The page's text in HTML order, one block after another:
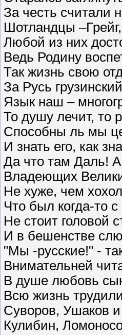
За честь считали
Шотландцы
Любой из них
Ведь Родину
Так жизнь свою
За Русь
Язык наш –
То душу лечит, то
Способны ль мы
И знать его, как
Да что там Даль!
Владеющих
Не хуже, чем
Что был когда-то
Не стоит головой
И в бешенстве
"Мы -русские!" -
Внимательней
В душе любовь
Всю жизнь
Суворов, Ушаков
Кулибин,